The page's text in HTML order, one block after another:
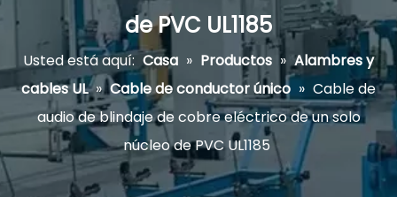
de PVC UL1185
Usted está aquí: Casa » Productos » Alambres y
cables UL » Cable de conductor único » Cable de
audio de blindaje de cobre eléctrico de un solo
núcleo de PVC UL1185